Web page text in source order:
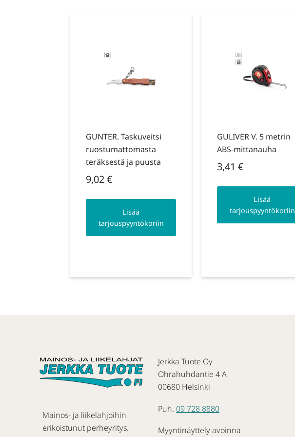
GUNTER. Taskuveitsi
ruostumattomasta
teräksestä ja puusta
9,02€
Lisää
tarjouspyyntökoriin
GULIVER V. 5 metrin
ABS-mittanauha
3,41€
Lisää
tarjouspyyntökoriin
Mainos- ja liikelahjoihin
erikoistunut perheyritys.
Jerkka Tuote Oy
Ohrahuhdantie 4 A
00680 Helsinki
Puh. 09 728 8880
Myyntinäyttely avoinna